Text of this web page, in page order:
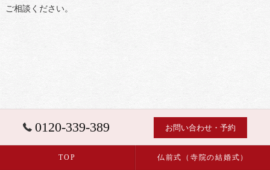
ご相談ください。
0120-339-389 お問い合わせ・予約
TOP 仏前式（寺院の結婚式）